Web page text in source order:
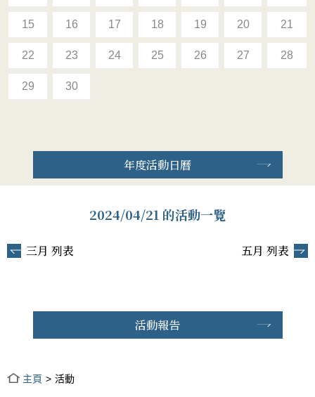
15 16 17 18 19 20 21
22 23 24 25 26 27 28
29 30
年度活動日曆
2024/04/21 的活動一覽
三月 列表 五月 列表
活動報告
主頁 活動